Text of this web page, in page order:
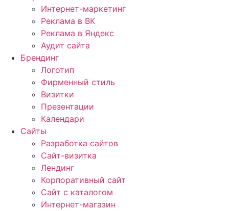
Интернет-маркетинг
Реклама в ВК
Реклама в Яндекс
Аудит сайта
Брендинг
Логотип
Фирменный стиль
Визитки
Презентации
Календари
Сайты
Разработка сайтов
Cайт-визитка
Лендинг
Корпоративный сайт
Сайт с каталогом
Интернет-магазин